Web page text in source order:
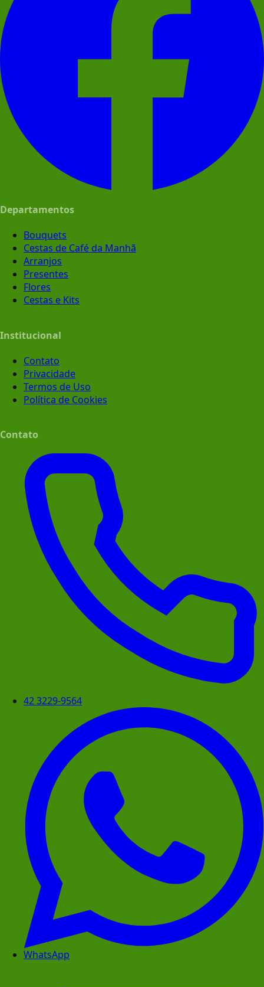
Departamentos
Bouquets
Cestas de Café da Manhã
Arranjos
Presentes
Flores
Cestas e Kits
Institucional
Contato
Privacidade
Termos de Uso
Política de Cookies
Contato
42 3229-9564
WhatsApp